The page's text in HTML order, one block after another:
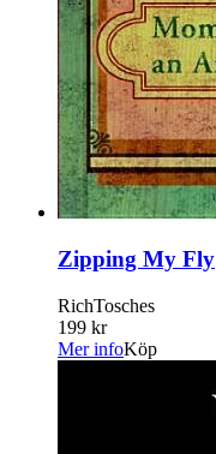
Zipping My Fly
RichTosches
199 kr
Mer infoKöp